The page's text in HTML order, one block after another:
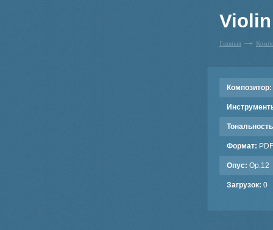
Главная
Композитор:
Формат: PDF
Опус: Op.12
Загрузок: 0